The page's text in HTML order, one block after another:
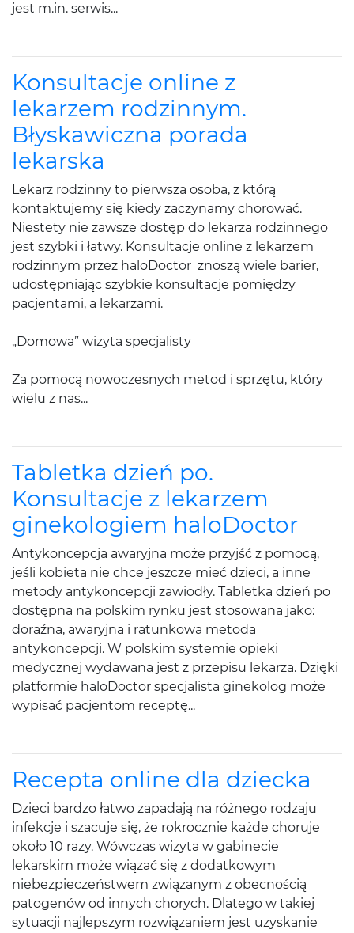
jest m.in. serwis...
Konsultacje online z
lekarzem rodzinnym.
Błyskawiczna porada
lekarska
Lekarz rodzinny to pierwsza osoba, z którą
kontaktujemy się kiedy zaczynamy chorować.
Niestety nie zawsze dostęp do lekarza rodzinnego
jest szybki i łatwy. Konsultacje online z lekarzem
rodzinnym przez haloDoctor znoszą wiele barier,
udostępniając szybkie konsultacje pomiędzy
pacjentami, a lekarzami.
„Domowa” wizyta specjalisty
Za pomocą nowoczesnych metod i sprzętu, który
wielu z nas...
Tabletka dzień po.
Konsultacje z lekarzem
ginekologiem haloDoctor
Antykoncepcja awaryjna może przyjść z pomocą,
jeśli kobieta nie chce jeszcze mieć dzieci, a inne
metody antykoncepcji zawiodły. Tabletka dzień po
dostępna na polskim rynku jest stosowana jako:
doraźna, awaryjna i ratunkowa metoda
antykoncepcji. W polskim systemie opieki
medycznej wydawana jest z przepisu lekarza. Dzięki
platformie haloDoctor specjalista ginekolog może
wypisać pacjentom receptę...
Recepta online dla dziecka
Dzieci bardzo łatwo zapadają na różnego rodzaju
infekcje i szacuje się, że rokrocznie każde choruje
około 10 razy. Wówczas wizyta w gabinecie
lekarskim może wiązać się z dodatkowym
niebezpieczeństwem związanym z obecnością
patogenów od innych chorych. Dlatego w takiej
sytuacji najlepszym rozwiązaniem jest uzyskanie